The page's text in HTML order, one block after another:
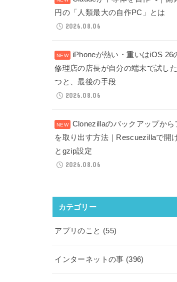
円の「人類最大の自作PC」とは
2026.08.06
iPhoneが熱い・重いはiOS 26
修理店の店長が自分の端末で試し
つと、最後の手段
2026.08.06
Clonezillaのバックアップから
を取り出す方法｜Rescuezillaで開
とgzip設定
2026.08.06
カテゴリー
アプリのこと (55)
インターネットの事 (396)